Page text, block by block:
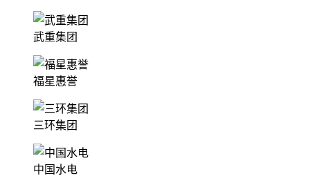
武重集团
福星惠誉
三环集团
中国水电